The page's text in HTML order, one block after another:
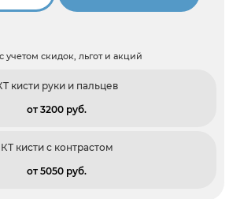
учетом скидок, льгот и акций
кисти руки и пальцев
от 3200 pуб.
КТ кисти с контрастом
от 5050 pуб.